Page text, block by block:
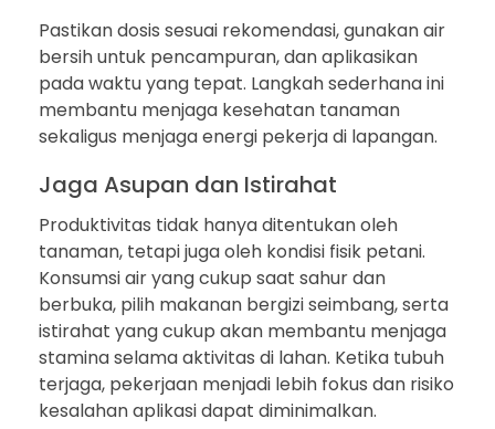
Pastikan dosis sesuai rekomendasi, gunakan air
bersih untuk pencampuran, dan aplikasikan
pada waktu yang tepat. Langkah sederhana ini
membantu menjaga kesehatan tanaman
sekaligus menjaga energi pekerja di lapangan.
Jaga Asupan dan Istirahat
Produktivitas tidak hanya ditentukan oleh
tanaman, tetapi juga oleh kondisi fisik petani.
Konsumsi air yang cukup saat sahur dan
berbuka, pilih makanan bergizi seimbang, serta
istirahat yang cukup akan membantu menjaga
stamina selama aktivitas di lahan. Ketika tubuh
terjaga, pekerjaan menjadi lebih fokus dan risiko
kesalahan aplikasi dapat diminimalkan.